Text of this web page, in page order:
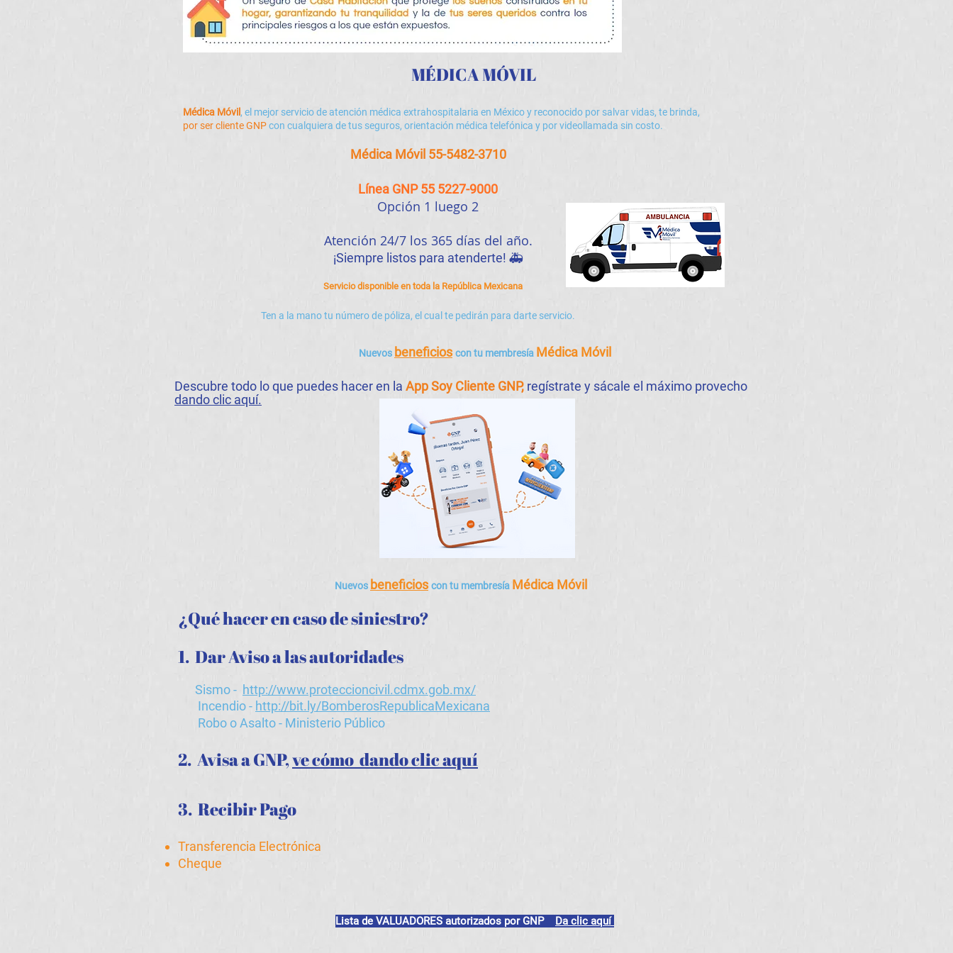
MÉDICA MÓVIL
Médica Móvil , el mejor servicio de atención médica extrahospitalaria en México y reconocido por salvar vidas, te brinda,
por ser cliente GNPcon cualquiera de tus seguros, orientación médica telefónica y por videollamada sin costo.
Servicio disponible en toda la República Mexicana
Médica Móvil 55-5482-3710
Línea GNP 55 5227-9000
Opción 1 luego 2
Atención 24/7 los 365 días del año.​
¡Siempre listos para atenderte! 🚑
Ten a la manotu número de póliza, el cual te pedirán para darte servicio.
Nuevos beneficios con tu membresía Médica Móvil
Descubre todo lo que puedes hacer en la App Soy Cliente GNP, regístrate y sácale el máximo provecho
dando clic aquí.
Nuevos beneficios con tu membresía Médica Móvil
¿Qué hacer en caso de siniestro?
1. Dar Aviso a las autoridades
Sismo - http://www.proteccioncivil.cdmx.gob.mx/
Incendio - http://bit.ly/BomberosRepublicaMexicana
Robo o Asalto - Ministerio Público
2. Avisa a GNP,ve cómo dando clic aquí
3. Recibir Pago
Transferencia Electrónica
Cheque
Lista de VALUADORES autorizados por GNP Da clic aquí